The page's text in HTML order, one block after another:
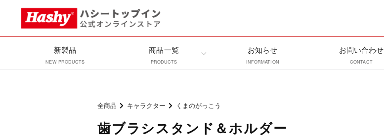
新製品
NEW PRODUCTS
商品一覧
PRODUCTS
お知らせ
INFORMATION
お問い合わせ
CONTACT
全商品 キャラクター くまのがっこう
歯ブラシスタンド＆ホルダー